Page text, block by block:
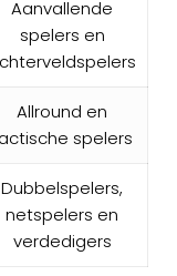
Aanvallende
spelers en
Allround en
spelers
Dubbelspelers,
netspelers en
verdedigers